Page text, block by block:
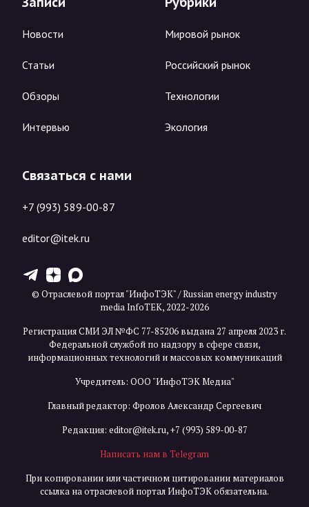
Новости
Статьи
Обзоры
Интервью
Мировой рынок
Российский рынок
Технологии
Экология
Связаться с нами
+7 (993) 589-00-87
editor@itek.ru
T Z X
© Отраслевой портал "ИнфоТЭК" / Russian energy industry
media InfoTEK, 2022-2026
Регистрация СМИ ЭЛ №ФС 77-85206 выдана 27 апреля 2023 г.
Федеральной службой по надзору в сфере связи,
информационных технологий и массовых коммуникаций
Учредитель: ООО "ИнфоТЭК Медиа"
Главный редактор: Фролов Александр Сергеевич
Редакция: editor@itek.ru,+7 (993) 589-00-87
Написать нам в Telegram
При копировании или частичном цитировании материалов
ссылка на отраслевой портал ИнфоТЭК обязательна.